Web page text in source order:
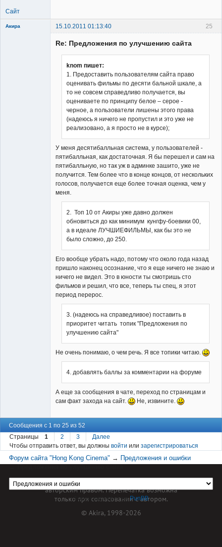
Сайт
25
Акира 15.10.2011 01:13:40
Re: Предложения по улучшению сайта
knom пишет:
1. Предоставить пользователям сайта право
оценивать фильмы по десяти бальной шкале, а
то не совсем справедливо получается, вы
оцениваете по принципу белое – серое -
черное, а пользователи лишены этого права
(надеюсь я ничего не пропустил и это уже не
реализовано, а я просто не в курсе);
У меня десятибалльная система, у пользователей -
пятибалльная, как достаточная. Я бы перешел и сам на
пятибалльную, но так уж в админке зашито, уже не
получится. Тем более что в конце концов, от нескольких
голосов, получается еще более точная оценка, чем у
меня.
2. Топ 10 от Акиры уже давно должен
обновиться до как минимум кунгфу-боевики 00,
а в идеале ЛУЧШИЕФИЛЬМЫ, как бы это не
было сложно, до 250.
Его вообще убрать надо, потому что около года назад
пришло наконец осознание, что я еще ничего не знаю и
ничего не видел. Это в юности ты смотришь сто
фильмов и решил, что все, теперь ты спец, я этот
период перерос.
3. (надеюсь на справедливое) поставить в
приоритет читать топик "Предложения по
улучшению сайта"
Не очень понимаю, о чем речь. Я все топики читаю.
4. добавлять баллы за комментарии на форуме
А еще за сообщения в чате, переход по страницам и
сам факт захода на сайт.
Не, извините.
Сообщения с 1 по 25 из 52
Страницы
1 2 3
Далее
Чтобы отправить ответ, вы должны войти или зарегистрироваться
Форум сайта "Hong Kong Cinema" → Предложения и ошибки
Форум работает наPunBB
Материал сайта hkcinema.ru защищен
авторским правом. Перепечатка возможна
только при согласовании с автором.
© Akira, 1998-2026